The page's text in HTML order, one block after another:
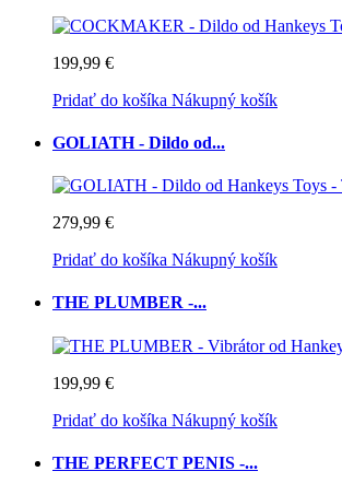
199,99 €
Pridať do košíka Nákupný košík
GOLIATH - Dildo od...
279,99 €
Pridať do košíka Nákupný košík
THE PLUMBER -...
199,99 €
Pridať do košíka Nákupný košík
THE PERFECT PENIS -...